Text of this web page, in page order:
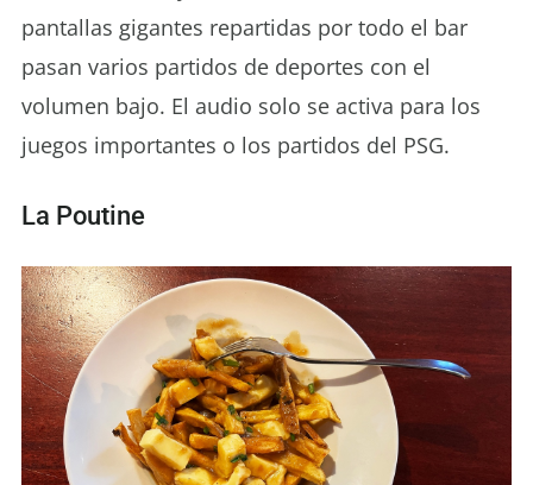
pantallas gigantes repartidas por todo el bar
pasan varios partidos de deportes con el
volumen bajo. El audio solo se activa para los
juegos importantes o los partidos del PSG.
La Poutine